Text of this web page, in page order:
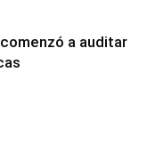
a auditar